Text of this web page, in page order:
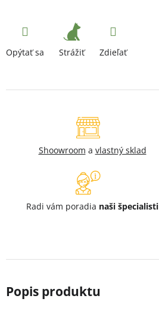
Opýtať sa Strážiť Zdieľať
Shoowroom a vlastný sklad
Radi vám poradia naši špecialisti